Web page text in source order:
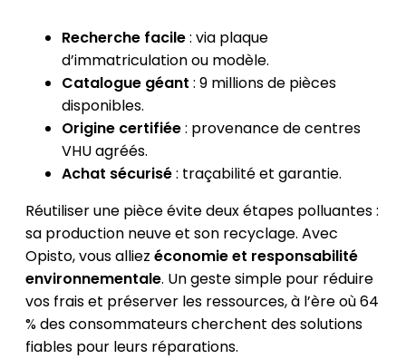
Recherche facile: via plaque
d’immatriculation ou modèle.
Catalogue géant : 9 millions de pièces
disponibles.
Origine certifiée: provenance de centres
VHU agréés.
Achat sécurisé: traçabilité et garantie.
Réutiliser une pièce évite deux étapes polluantes :
sa production neuve et son recyclage. Avec
Opisto, vous alliez économie et responsabilité
environnementale. Un geste simple pour réduire
vos frais et préserver les ressources, à l’ère où 64
% des consommateurs cherchent des solutions
fiables pour leurs réparations.